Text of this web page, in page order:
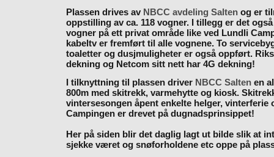
Plassen drives av NBCC avdeling Saltenog er
oppstilling av ca. 118 vogner. I tillegg er det
vogner på ett privat område like ved Lundli
kabeltv er fremført til alle vognene. To
toaletter og dusjmuligheter er også oppført.
dekning og Netcom sitt nett har 4G dekning!
I tilknyttning til plassen driver NBCC Saltenen
800m med skitrekk, varmehytte og kiosk.
vintersesongen åpent enkelte helger, vinterferie
Campingen er drevet på dugnadsprinsippet!
Her på siden blir det daglig lagt ut bilde slik at
sjekke været og snøforholdene etc oppe på